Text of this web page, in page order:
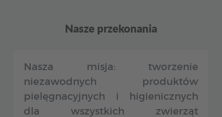
Nasze przekonania
Nasza misja: tworzenie
niezawodnych produktów
pielęgnacyjnych i higienicznych
dla wszystkich zwierząt